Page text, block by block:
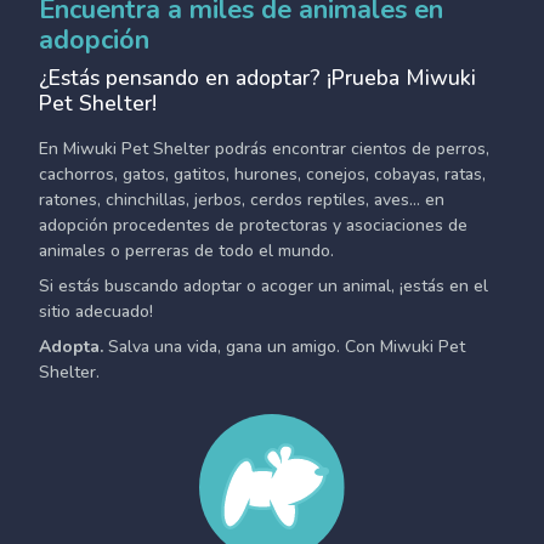
Encuentra a miles de animales en
adopción
¿Estás pensando en adoptar? ¡Prueba Miwuki
Pet Shelter!
En Miwuki Pet Shelter podrás encontrar cientos de perros,
cachorros, gatos, gatitos, hurones, conejos, cobayas, ratas,
ratones, chinchillas, jerbos, cerdos reptiles, aves... en
adopción procedentes de protectoras y asociaciones de
animales o perreras de todo el mundo.
Si estás buscando adoptar o acoger un animal, ¡estás en el
sitio adecuado!
Adopta. Salva una vida, gana un amigo. Con Miwuki Pet
Shelter.